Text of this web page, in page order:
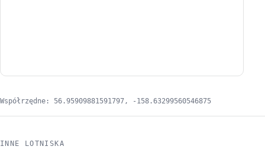
Współrzędne: 56.95909881591797, -158.63299560546875
INNE LOTNISKA